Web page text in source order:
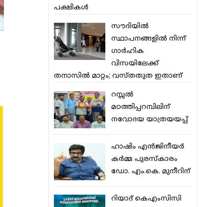
പക്ഷികള്‍
സൗദിയില്‍
സ്ഥാപനങ്ങളില്‍ നിന്ന്
ഗാര്‍ഹിക
വിസയിലേക്ക്
തനാസില്‍ മാറ്റം; വസ്തതുത ഇതാണ്
റസ്സല്‍
മഠത്തിപ്പറമ്പിലിന്
നവോദയ യാത്രയയപ്പ്
ഹാഷിം എന്‍ജിനീയര്‍
കര്‍മ്മ പുരസ്‌കാരം
ഡോ. എം.കെ. മുനീറിന്
റിയാദ് കെഎംസിസി